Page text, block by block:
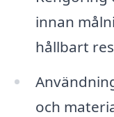
innan
hållbart
och